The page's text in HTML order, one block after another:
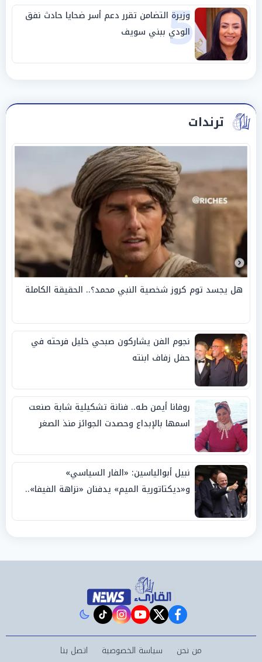
5
وزيرة التضامن تقرر دعم أسر ضحايا حادث نفق
الودي ببني سويف
ترندات
هل يجسد توم كروز شخصية النبي محمد؟.. الحقيقة الكاملة
نجوم الفن يشاركون صبحي خليل فرحته في
حفل زفاف ابنته
روفانا أيمن طه.. فنانة تشكيلية شابة صنعت
اسمها بالإبداع وحصدت الجوائز منذ الصغر
نبيل أبوالياسين: «الفار السياسي»
و«ديكتاتورية الميم» يدفنان «نزاهة الفيفا»..
facebook
twitter
youtube
instagram
tiktok
من نحن سياسة الخصوصية اتصل بنا